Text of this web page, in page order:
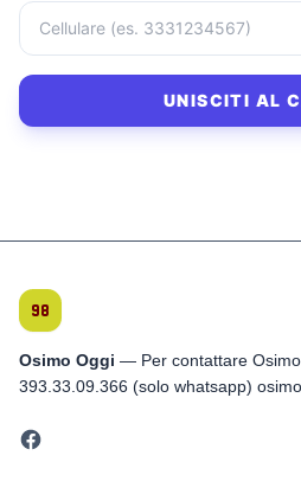
UNISCITI AL
Osimo Oggi — Per contattare
393.33.09.366 (solo whatsapp)